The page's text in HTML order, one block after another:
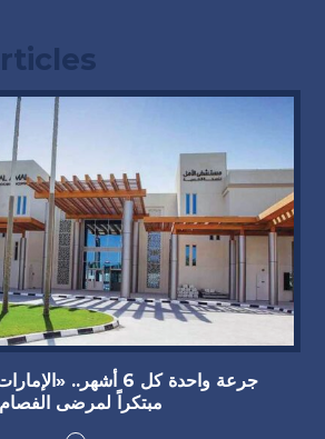
جرعة واحدة كل 6 أشهر..
مبتكراً لمرضى